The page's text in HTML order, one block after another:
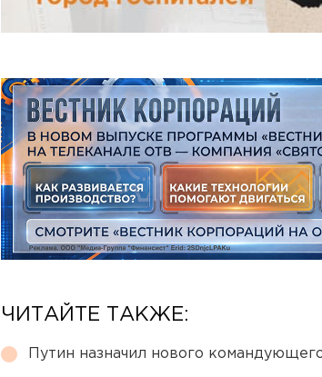
ЧИТАЙТЕ ТАКЖЕ:
Путин назначил нового